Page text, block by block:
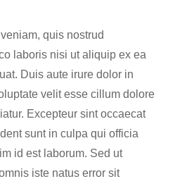
quis nostrud
laboris nisi ut aliquip ex ea
Duis aute irure dolor in
velit esse cillum dolore
Excepteur sint occaecat
sunt in culpa qui officia
id est laborum. Sed ut
iste natus error sit